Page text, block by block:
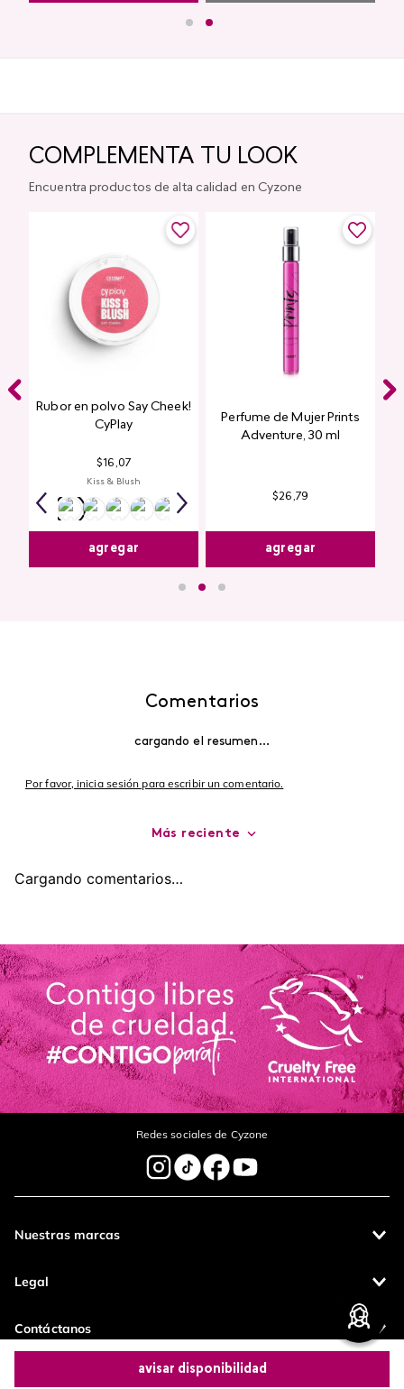
avisar disponibilidad
COMPLEMENTA TU LOOK
Encuentra productos de alta calidad en Cyzone
Rubor en polvo Say Cheek!
CyPlay
$16,07
Kiss & Blush
agregar
Perfume de Mujer Prints
Adventure, 30 ml
$26,79
agregar
Comentarios
cargando el resumen…
Por favor, inicia sesión para escribir un comentario.
Más reciente
Cargando comentarios…
Redes sociales de Cyzone
Nuestras marcas
Legal
Contáctanos